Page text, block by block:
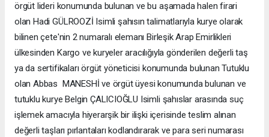
örgüt lideri konumunda bulunan ve bu aşamada halen firari
olan Hadi GÜLROOZİ Isimli şahısın talimatlarıyla kurye olarak
bilinen çete'nin 2 numaralı elemanı Birleşik Arap Emirlikleri
ülkesinden Kargo ve kuryeler aracılığıyla gönderilen değerli taş
ya da sertifikaları örgüt yöneticisi konumunda bulunan Tutuklu
olan Abbas MANESHİ ve örgüt üyesi konumunda bulunan ve
tutuklu kurye Belgin ÇALICIOĞLU Isimli şahıslar arasında suç
işlemek amacıyla hiyerarşik bir ilişki içerisinde teslim alınan
değerli taşları pırlantaları kodlandırarak ve para seri numarası